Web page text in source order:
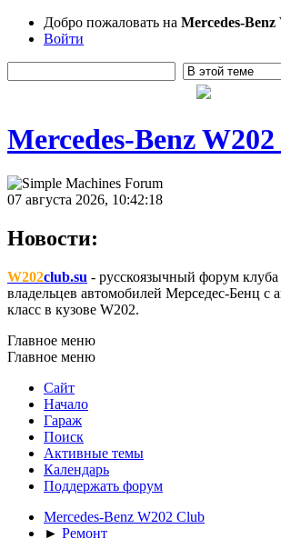
Добро пожаловать на Mercedes-
Войти
Mercedes-Benz
07 августа 2026, 10:42:18
Новости:
W202club.su - русскоязычный форум
владельцев автомобилей Мерседес-Бенц с
класс в кузове W202.
Главное меню
Главное меню
Сайт
Начало
Гараж
Поиск
Активные темы
Календарь
Поддержать форум
Mercedes-Benz W202 Club
► Ремонт